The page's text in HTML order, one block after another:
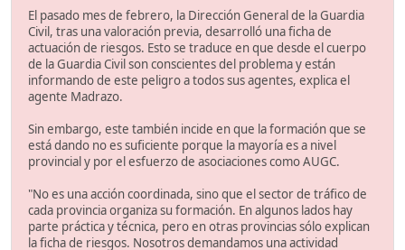
El pasado mes de febrero, la Dirección General de la Guardia
Civil, tras una valoración previa, desarrolló una ficha de
actuación de riesgos. Esto se traduce en que desde el cuerpo
de la Guardia Civil son conscientes del problema y están
informando de este peligro a todos sus agentes, explica el
agente Madrazo.
Sin embargo, este también incide en que la formación que se
está dando no es suficiente porque la mayoría es a nivel
provincial y por el esfuerzo de asociaciones como AUGC.
"No es una acción coordinada, sino que el sector de tráfico de
cada provincia organiza su formación. En algunos lados hay
parte práctica y técnica, pero en otras provincias sólo explican
la ficha de riesgos. Nosotros demandamos una actividad